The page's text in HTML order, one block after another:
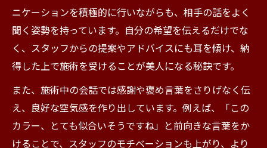
ニケーションを積極的に行いながらも、相手の話をよく
聞く姿勢を持っています。自分の希望を伝えるだけでな
く、スタッフからの提案やアドバイスにも耳を傾け、納
得した上で施術を受けることが美人になる秘訣です。
また、施術中の会話では感謝や褒め言葉をさりげなく伝
え、良好な空気感を作り出しています。例えば、「この
カラー、とても似合いそうですね」と前向きな言葉をか
けることで、スタッフのモチベーションも上がり、より